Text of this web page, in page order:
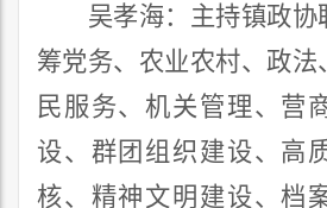
吴孝海：主持镇政
筹党务、农业农村、 政法
民服务、机关管理、 营
设、群团组织建设、 高
核、 精神文明建设、档